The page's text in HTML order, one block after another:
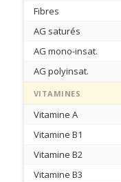
Fibres
AG saturés
AG mono-insat.
AG polyinsat.
VITAMINES
Vitamine A
Vitamine B1
Vitamine B2
Vitamine B3